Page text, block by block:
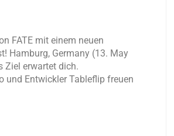
FATE mit einem neuen
Hamburg, Germany (13. May
Ziel erwartet dich.
und Entwickler Tableflip freuen